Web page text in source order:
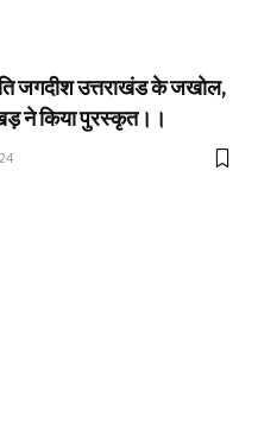
जगदीश उत्तराखंड के जखोल,
ने किया पुरस्कृत।।